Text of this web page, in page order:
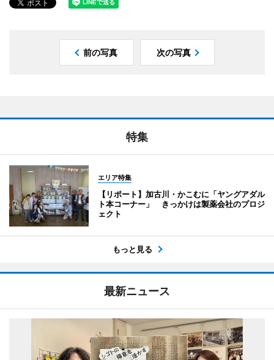
前の写真 次の写真
特集
エリア特集
【リポート】加古川・かこむに「ヤングアダル
ト本コーナー」 きっかけは製薬会社のプロジ
ェクト
もっと見る
最新ニュース